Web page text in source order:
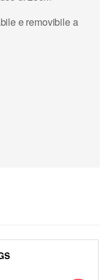
e removibile a